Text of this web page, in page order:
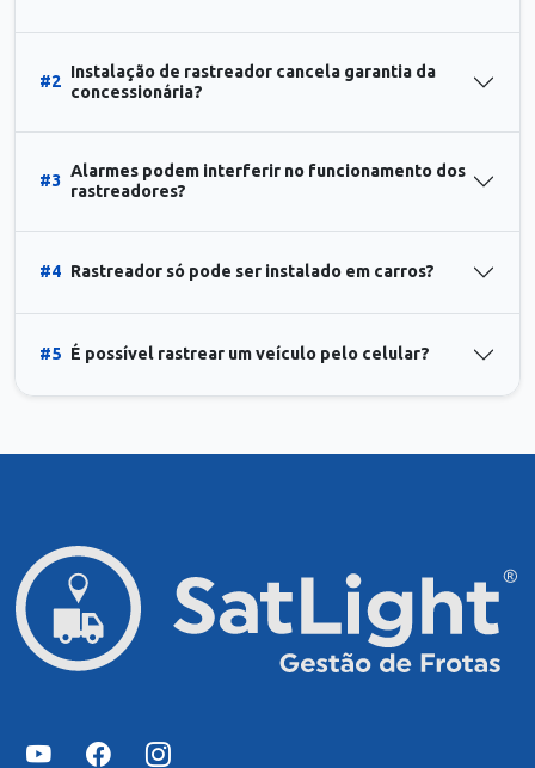
#2
Instalação de rastreador cancela garantia da
concessionária?
#3
Alarmes podem interferir no funcionamento dos
rastreadores?
#4 Rastreador só pode ser instalado em carros?
#5 É possível rastrear um veículo pelo celular?